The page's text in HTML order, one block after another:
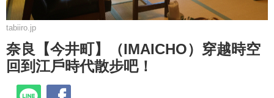
tabiiro.jp
奈良【今井町】（IMAICHO）穿越時空
回到江戶時代散步吧！